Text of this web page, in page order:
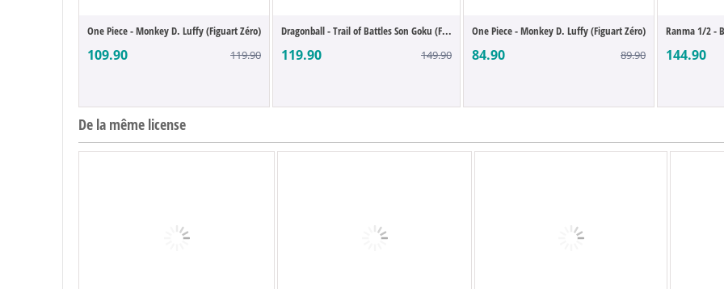
One Piece - Monkey D. Luffy (Figuart Zéro)
109.90 119.90
Dragonball - Trail of Battles Son Goku (F...
119.90 149.90
One Piece - Monkey D. Luffy (Figuart Zéro)
84.90 89.90
Ranma 1/2 -
144.90
De la même license